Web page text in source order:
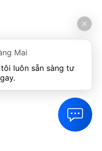
Mai
luôn sẵn sàng tư